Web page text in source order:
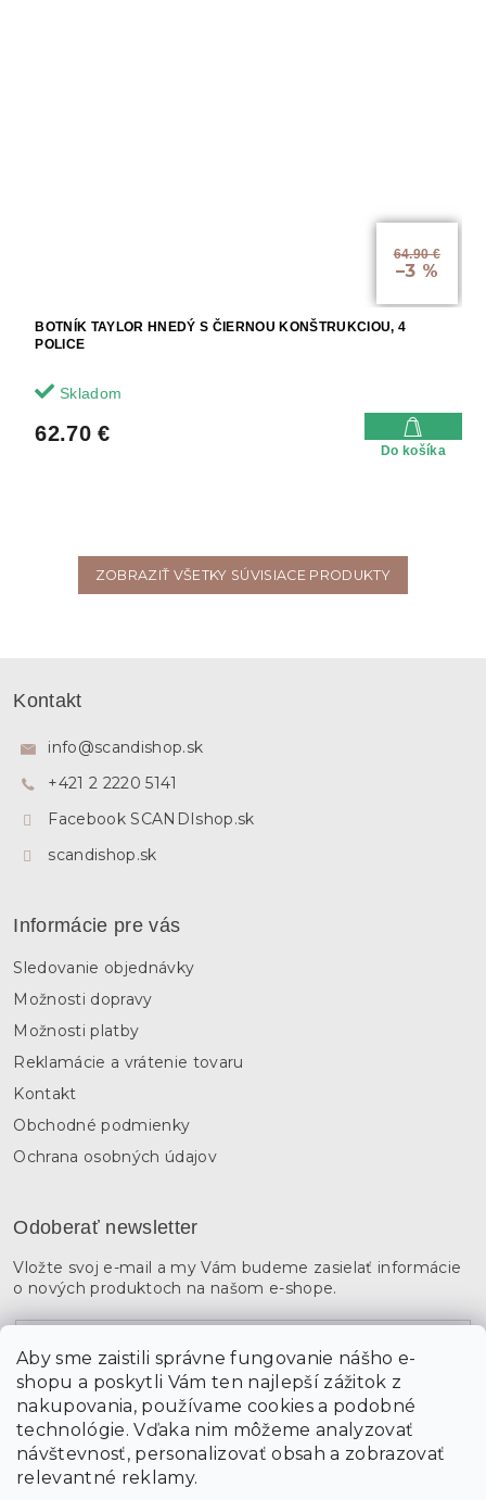
Aby sme zaistili správne fungovanie nášho e-
shopu a poskytli Vám ten najlepší zážitok z
nakupovania, používame cookies a podobné
technológie. Vďaka nim môžeme analyzovať
návštevnosť, personalizovať obsah a zobrazovať
relevantné reklamy.
64.90 €
–3 %
BOTNÍK TAYLOR HNEDÝ S ČIERNOU KONŠTRUKCIOU, 4
POLICE
Skladom
62.70 €
Do košíka
ZOBRAZIŤ VŠETKY SÚVISIACE PRODUKTY
Kontakt
info@scandishop.sk
+421 2 2220 5141
Facebook SCANDIshop.sk
scandishop.sk
Informácie pre vás
Sledovanie objednávky
Možnosti dopravy
Možnosti platby
Reklamácie a vrátenie tovaru
Kontakt
Obchodné podmienky
Ochrana osobných údajov
Odoberať newsletter
Vložte svoj e-mail a my Vám budeme zasielať informácie
o nových produktoch na našom e-shope.
Vložením údajov súhlasíte s podmienkami ochrany
osobných údajov
PRIHLÁSIŤ SA